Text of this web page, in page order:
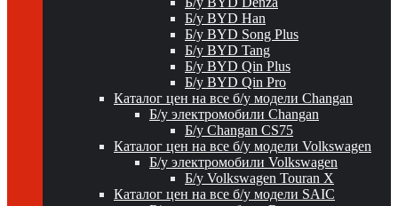
Б/у BYD Han
Б/у BYD Song Plus
Б/у BYD Tang
Б/у BYD Qin Plus
Б/у BYD Qin Pro
Каталог цен на все б/у модели Changan
Б/у электромобили Changan
Б/у Changan CS75
Каталог цен на все б/у модели Volkswagen
Б/у электромобили Volkswagen
Б/у Volkswagen Touran X
Каталог цен на все б/у модели SAIC